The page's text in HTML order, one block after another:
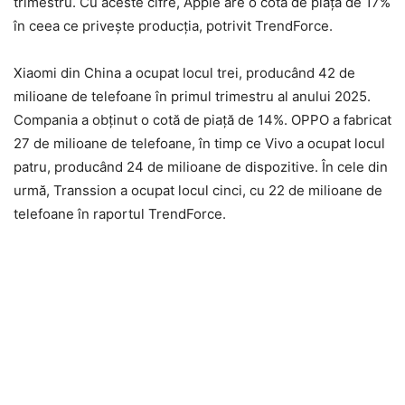
în ceea ce privește producția, potrivit TrendForce.
Xiaomi din China a ocupat locul trei, producând 42 de
milioane de telefoane în primul trimestru al anului 2025.
Compania a obținut o cotă de piață de 14%. OPPO a fabricat
27 de milioane de telefoane, în timp ce Vivo a ocupat locul
patru, producând 24 de milioane de dispozitive. În cele din
urmă, Transsion a ocupat locul cinci, cu 22 de milioane de
telefoane în raportul TrendForce.